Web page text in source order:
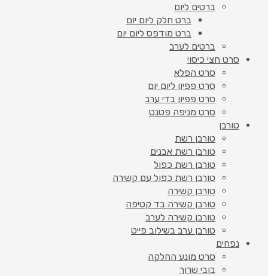
ברטים ליום
ברט חלק ליום יום
ברט מודפס ליום יום
ברטים לערב
סרט חצי כיסוי
סרט הפלא
סרט פפיון ליום יום
סרט פפיון בדי ערב
סרט מניפה פטנט
טורבן
טורבן רשת
טורבן רשת אבנים
טורבן רשת כפול
טורבן רשת כפול עם קשירה
טורבן קשירה
טורבן קשירה בד קטיפה
טורבן קשירה לערב
טורבן ערב בשילוב פייט
נפחים
סרט מונע החלקה
בובי שרוך